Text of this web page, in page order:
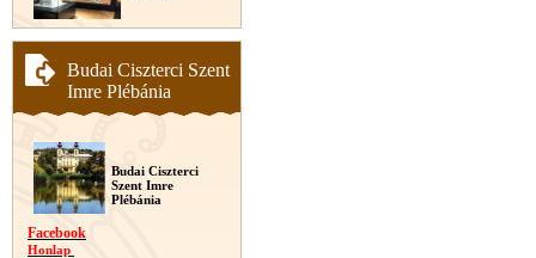
Budai Ciszterci Szent
Imre Plébánia
Budai Ciszterci
Szent Imre
Plébánia
Facebook
Honlap